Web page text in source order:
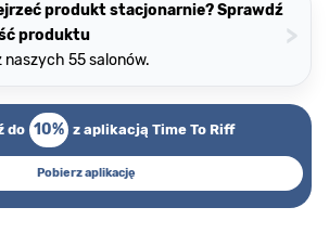
produkt stacjonarnie? Sprawdź
produktu
naszych 55 salonów.
>
do 10% z aplikacją Time To Riff
Pobierz aplikację